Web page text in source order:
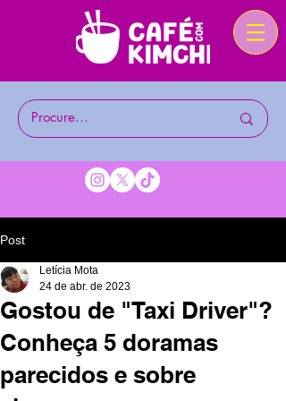
Post
Gostou de "Taxi Driver"?
Conheça 5 doramas
parecidos e sobre
Letícia Mota
24 de abr. de 2023